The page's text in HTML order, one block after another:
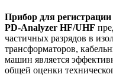
Прибор для
PD-Analyzer HF/UHF
частичных разрядов в
трансформаторов,
машин является
общей оценки